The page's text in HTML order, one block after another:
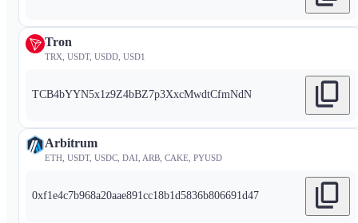
Tron
TRX, USDT, USDD, USD1
TCB4bYYN5x1z9Z4bBZ7p3XxcMwdtCfmNdN
Arbitrum
ETH, USDT, USDC, DAI, ARB, CAKE, PYUSD
0xf1e4c7b968a20aae891cc18b1d5836b806691d47